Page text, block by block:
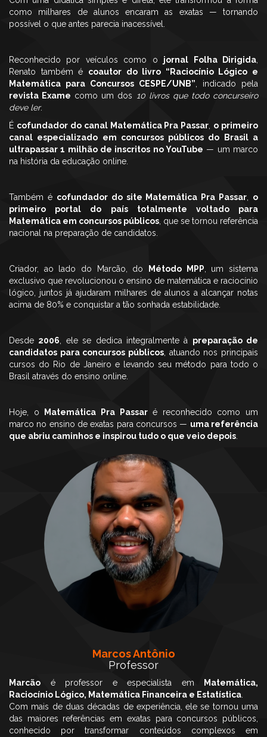
como milhares de alunos encaram as exatas — tornando
possível o que antes parecia inacessível.
Reconhecido por veículos como o jornal Folha Dirigida
Renato também é coautor do livro “Raciocínio Lógico e
Matemática para Concursos CESPE/UNB” , indicado pela
revista Exame como um dos
10 livros que todo concurseiro
deve ler.
É cofundador do canal Matemática Pra Passar o primeiro
canal especializado em concursos públicos do Brasil a
ultrapassar 1 milhão de inscritos no YouTube — um marco
na história da educação online.
Também é cofundador do site Matemática Pra Passar
o
primeiro portal do país totalmente voltado para
Matemática em concursos públicos , que se tornou referência
nacional na preparação de candidatos.
Criador, ao lado do Marcão, do Método MPP , um sistema
exclusivo que revolucionou o ensino de matemática e raciocínio
lógico, juntos já ajudaram milhares de alunos a alcançar notas
acima de 80% e conquistar a tão sonhada estabilidade.
Desde 2006 , ele se dedica integralmente à preparação de
candidatos para concursos públicos , atuando nos principais
cursos do Rio de Janeiro e levando seu método para todo o
Brasil através do ensino online.
Hoje, o Matemática Pra Passaré reconhecido como um
marco no ensino de exatas para concursos — uma referência
que abriu caminhos e inspirou tudo o que veio depois
Marcos Antônio
Professor
Marcão é professor e especialista em
Matemática,
Raciocínio Lógico, Matemática Financeira e Estatística
Com mais de duas décadas de experiência, ele se tornou uma
das maiores referências em exatas para concursos públicos,
conhecido por transformar conteúdos complexos em